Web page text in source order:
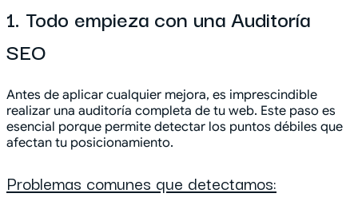
1. Todo empieza con una Auditoría
SEO
Antes de aplicar cualquier mejora, es imprescindible
realizar una auditoría completa de tu web. Este paso es
esencial porque permite detectar los puntos débiles que
afectan tu posicionamiento.
Problemas comunes que detectamos: